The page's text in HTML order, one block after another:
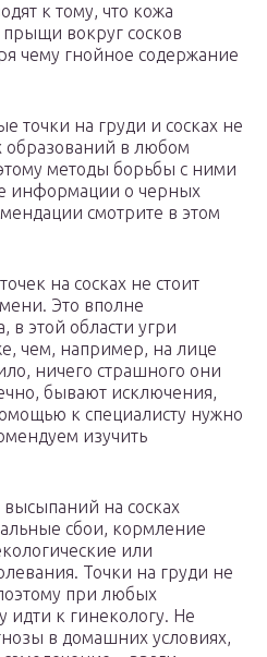
к тому, что кожа
вокруг сосков
чему гнойное содержание
точки на груди и сосках не
образований в любом
методы борьбы с ними
информации о черных
смотрите в этом
на сосках не стоит
Это вполне
в этой области угри
чем, например, на лице
ничего страшного они
бывают исключения,
к специалисту нужно
изучить
на сосках
сбои, кормление
или
Точки на груди не
при любых
идти к гинекологу. Не
в домашних условиях,